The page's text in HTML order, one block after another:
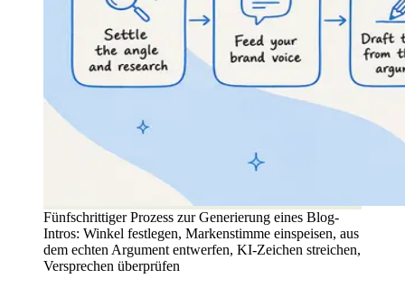
Fünfschrittiger Prozess zur Generierung eines Blog-
Intros: Winkel festlegen, Markenstimme einspeisen, aus
dem echten Argument entwerfen, KI-Zeichen streichen,
Versprechen überprüfen